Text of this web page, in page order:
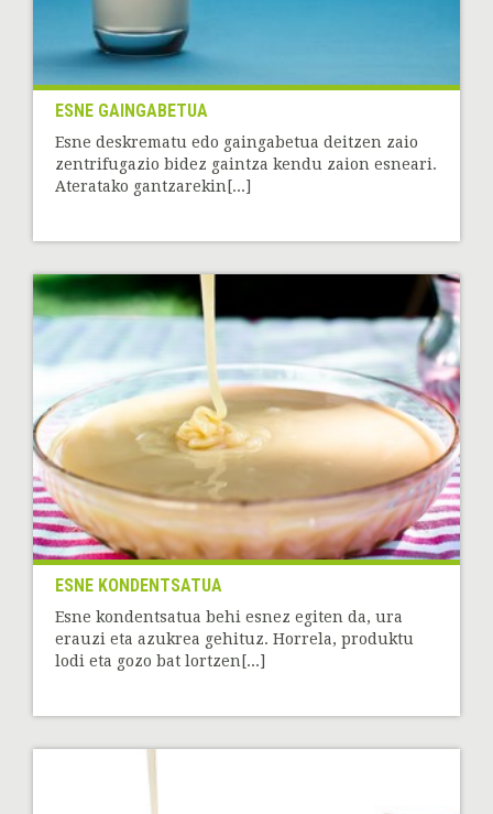
ESNE GAINGABETUA
Esne deskrematu edo gaingabetua deitzen zaio
zentrifugazio bidez gaintza kendu zaion esneari.
Ateratako gantzarekin[...]
ESNE KONDENTSATUA
Esne kondentsatua behi esnez egiten da, ura
erauzi eta azukrea gehituz. Horrela, produktu
lodi eta gozo bat lortzen[...]